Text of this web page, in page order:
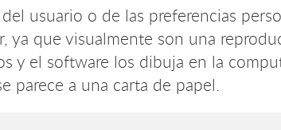
usuario o de las preferencias
ya que visualmente son una
y el software los dibuja en la
parece a una carta de papel.